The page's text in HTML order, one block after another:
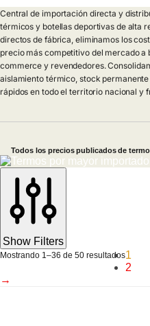
Central de importación directa y
térmicos y botellas deportivas de alta
directos de fábrica, eliminamos los
precio más competitivo del mercado a
commerce y revendedores.
aislamiento térmico, stock
rápidos en todo el territorio nacional y
Todos los precios publicados de
Show Filters
Mostrando 1–36 de 50 resultados1
2
→